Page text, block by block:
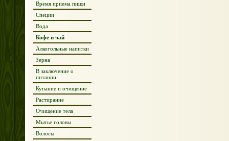
Время приема пищи
Специи
Вода
Кофе и чай
Алкогольные напитки
Зерна
В заключение о
питании
Купание и очищение
Растирание
Очищение тела
Мытье головы
Волосы